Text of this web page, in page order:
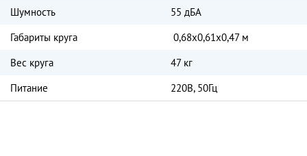
Шумность
55 дБА
Габариты круга
0,68х0,61х0,47 м
Вес круга
47 кг
Питание
220В, 50Гц